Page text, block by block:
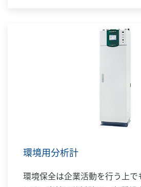
環境用分析計
環境保全は企業活動を行う上で